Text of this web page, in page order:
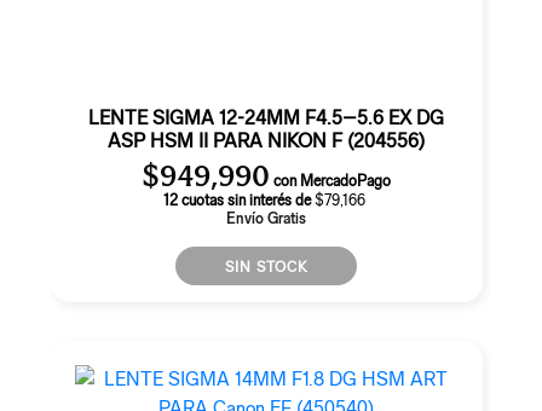
LENTE SIGMA 12-24MM F4.5–5.6 EX DG
ASP HSM II PARA NIKON F (204556)
$949,990 con MercadoPago
12 cuotas sin interés de$79,166
Envío Gratis
SIN STOCK